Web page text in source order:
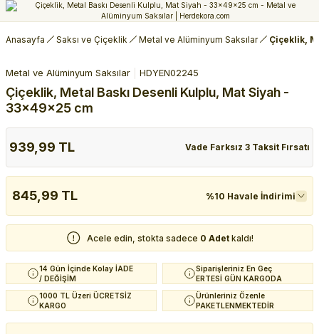
Anasayfa Saksı ve Çiçeklik Metal ve Alüminyum Saksılar Çiçeklik,
Metal ve Alüminyum Saksılar HDYEN02245
Çiçeklik, Metal Baskı Desenli Kulplu, Mat Siyah -
33x49x25 cm
939,99 TL Vade Farksız 3 Taksit Fırsatı
845,99 TL %10 Havale İndirimi
Acele edin, stokta sadece 0 Adet kaldı!
14 Gün İçinde Kolay İADE
/ DEĞİŞİM
Siparişleriniz En Geç
ERTESİ GÜN KARGODA
1000 TL Üzeri ÜCRETSİZ
KARGO
Ürünleriniz Özenle
PAKETLENMEKTEDİR